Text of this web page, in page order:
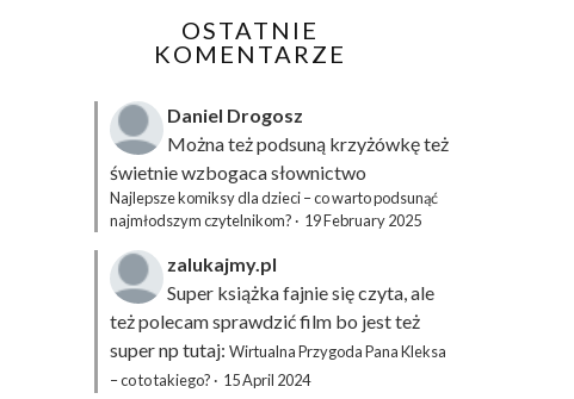
OSTATNIE
KOMENTARZE
Daniel Drogosz
Można też podsuną krzyżówkęteż
świetnie wzbogaca słownictwo
Najlepsze komiksy dla dzieci – co warto podsunąć
najmłodszym czytelnikom? · 19 February 2025
zalukajmy.pl
Super książka fajnie się czyta, ale
też polecam sprawdzić film bo jest też
super np tutaj: Wirtualna Przygoda Pana Kleksa
– co to takiego? · 15 April 2024